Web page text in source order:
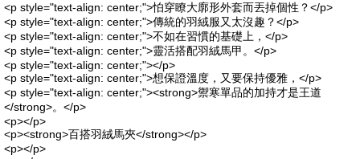
<p style="text-align: center;">怕穿瞭大廓形外套而丟掉個性？</p>
<p style="text-align: center;">傳統的羽絨服又太沒趣？</p>
<p style="text-align: center;">不如在習慣的基礎上，</p>
<p style="text-align: center;">靈活搭配羽絨馬甲。</p>
<p style="text-align: center;"></p>
<p style="text-align: center;">想保證溫度，又要保持優雅，</p>
<p style="text-align: center;"><strong>禦寒單品的加持才是王道
</strong>。</p>
<p></p>
<p><strong>百搭羽絨馬夾</strong></p>
<p></p>